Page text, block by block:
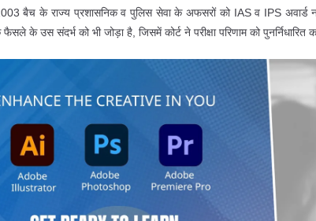
बैच के राज्य प्रशासनिक व पुलिस सेवा के अफसरों को IAS व IPS अवार्ड
फैसले के उस संदर्भ को भी जोड़ा है, जिसमें कोर्ट ने परीक्षा परिणाम को पुनर्निधारित